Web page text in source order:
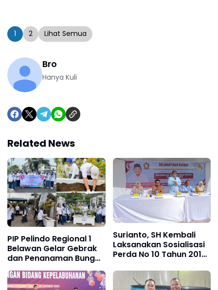
1 2 Lihat Semua
Bro
Hanya Kuli
Related News
PIP Pelindo Regional 1
Belawan Gelar Gebrak
dan Penanaman Bunga
Bougenville
Surianto, SH Kembali
Laksanakan Sosialisasi
Perda No 10 Tahun 2017
Serta Jaminan Produk
Halal Dan Higeinis